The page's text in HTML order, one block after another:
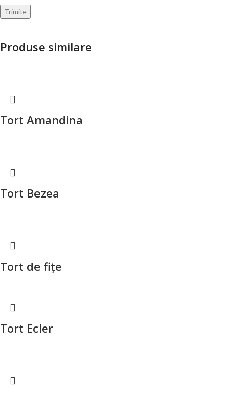
Produse similare
Tort Amandina
Tort Bezea
Tort de fițe
Tort Ecler